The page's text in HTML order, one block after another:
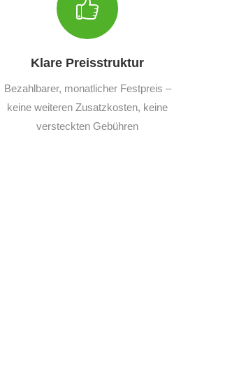
Klare Preisstruktur
Bezahlbarer, monatlicher Festpreis –
keine weiteren Zusatzkosten, keine
versteckten Gebühren